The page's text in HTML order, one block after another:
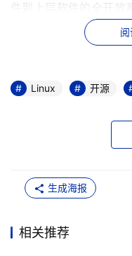
件到上层软件的全开放
为了唯一具有完全开放
OpenPOWER基金会
Linux基金会运行，并
数以百计的创新技术。
了世界上最强大的两台
Linux 开源
生成海报
相关推荐